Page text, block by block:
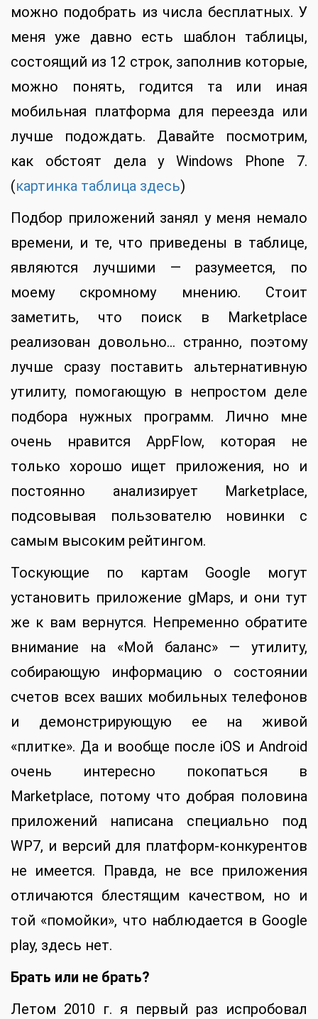
можно подобрать из числа бесплатных. У
меня уже давно есть шаблон таблицы,
состоящий из 12 строк, заполнив которые,
можно понять, годится та или иная
мобильная платформа для переезда или
лучше подождать. Давайте посмотрим,
как обстоят дела у Windows Phone 7.
(картинка таблица здесь)
Подбор приложений занял у меня немало
времени, и те, что приведены в таблице,
являются лучшими — разумеется, по
моему скромному мнению. Стоит
заметить, что поиск в Marketplace
реализован довольно… странно, поэтому
лучше сразу поставить альтернативную
утилиту, помогающую в непростом деле
подбора нужных программ. Лично мне
очень нравится AppFlow, которая не
только хорошо ищет приложения, но и
постоянно анализирует Marketplace,
подсовывая пользователю новинки с
самым высоким рейтингом.
Тоскующие по картам Google могут
установить приложение gMaps, и они тут
же к вам вернутся. Непременно обратите
внимание на «Мой баланс» — утилиту,
собирающую информацию о состоянии
счетов всех ваших мобильных телефонов
и демонстрирующую ее на живой
«плитке». Да и вообще после iOS и Android
очень интересно покопаться в
Marketplace, потому что добрая половина
приложений написана специально под
WP7, и версий для платформ-конкурентов
не имеется. Правда, не все приложения
отличаются блестящим качеством, но и
той «помойки», что наблюдается в Google
play, здесь нет.
Брать или не брать?
Летом 2010 г. я первый раз испробовал